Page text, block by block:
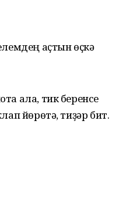
аҫтын өҫкә
ала, тик беренсе
йөрөтә, тиҙәр бит.